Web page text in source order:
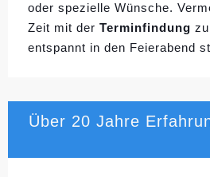
oder spezielle Wünsche.
Zeit mit der Terminfindung
entspannt in den Feierabend
Über 20 Jahre